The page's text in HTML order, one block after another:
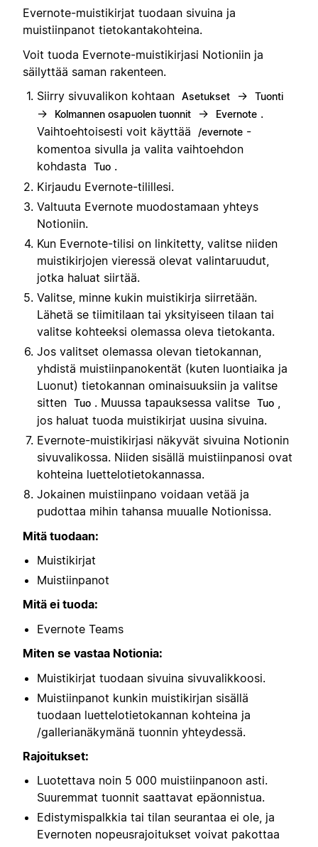
Evernote-muistikirjat tuodaan sivuina ja
muistiinpanot tietokantakohteina.
Voit tuoda Evernote-muistikirjasi Notioniin ja
säilyttää saman rakenteen.
Siirry sivuvalikon kohtaan Asetukset → Tuonti
→ Kolmannen osapuolen tuonnit → Evernote .
Vaihtoehtoisesti voit käyttää
/evernote -
komentoa sivulla ja valita vaihtoehdon
kohdasta
Tuo .
Kirjaudu Evernote-tilillesi.
Valtuuta Evernote muodostamaan yhteys
Notioniin.
Kun Evernote-tilisi on linkitetty, valitse niiden
muistikirjojen vieressä olevat valintaruudut,
jotka haluat siirtää.
Valitse, minne kukin muistikirja siirretään.
Lähetä se tiimitilaan tai yksityiseen tilaan tai
valitse kohteeksi olemassa oleva tietokanta.
Jos valitset olemassa olevan tietokannan,
yhdistä muistiinpanokentät (kuten luontiaika ja
Luonut) tietokannan ominaisuuksiin ja valitse
sitten Tuo . Muussa tapauksessa valitse Tuo ,
jos haluat tuoda muistikirjat uusina sivuina.
Evernote-muistikirjasi näkyvät sivuina Notionin
sivuvalikossa. Niiden sisällä muistiinpanosi ovat
kohteina luettelotietokannassa.
Jokainen muistiinpano voidaan vetää ja
pudottaa mihin tahansa muualle Notionissa.
Mitä tuodaan:
Muistikirjat
Muistiinpanot
Mitä ei tuoda:
Evernote Teams
Miten se vastaa Notionia:
Muistikirjat tuodaan sivuina sivuvalikkoosi.
Muistiinpanot kunkin muistikirjan sisällä
tuodaan luettelotietokannan kohteina ja
/gallerianäkymänä tuonnin yhteydessä.
Rajoitukset:
Luotettava noin 5 000 muistiinpanoon asti.
Suuremmat tuonnit saattavat epäonnistua.
Edistymispalkkia tai tilan seurantaa ei ole, ja
Evernoten nopeusrajoitukset voivat pakottaa